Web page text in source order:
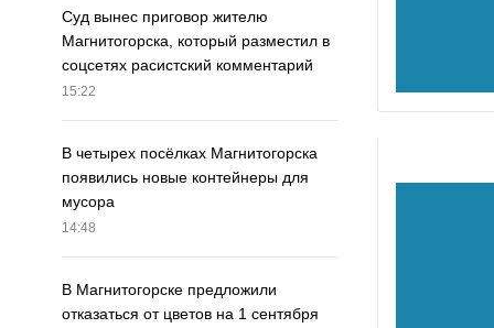
Суд вынес приговор жителю
Магнитогорска, который разместил в
соцсетях расистский комментарий
15:22
В четырех посёлках Магнитогорска
появились новые контейнеры для
мусора
14:48
В Магнитогорске предложили
отказаться от цветов на 1 сентября